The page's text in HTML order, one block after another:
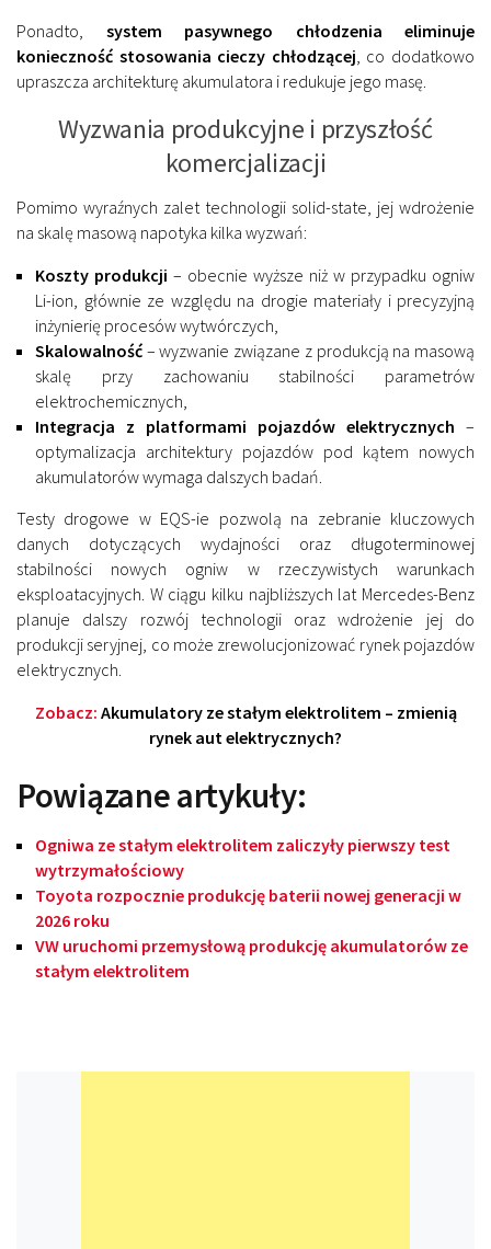
Ponadto, system pasywnego chłodzenia eliminuje
konieczność stosowania cieczy chłodzącej, co dodatkowo
upraszcza architekturę akumulatora i redukuje jego masę.
Wyzwania produkcyjne i przyszłość
komercjalizacji
Pomimo wyraźnych zalet technologii solid-state, jej wdrożenie
na skalę masową napotyka kilka wyzwań:
Koszty produkcji – obecnie wyższe niż w przypadku ogniw
Li-ion, głównie ze względu na drogie materiały i precyzyjną
inżynierię procesów wytwórczych,
Skalowalność – wyzwanie związane z produkcją na masową
skalę przy zachowaniu stabilności parametrów
elektrochemicznych,
Integracja z platformami pojazdów elektrycznych –
optymalizacja architektury pojazdów pod kątem nowych
akumulatorów wymaga dalszych badań.
Testy drogowe w EQS-ie pozwolą na zebranie kluczowych
danych dotyczących wydajności oraz długoterminowej
stabilności nowych ogniw w rzeczywistych warunkach
eksploatacyjnych. W ciągu kilku najbliższych lat Mercedes-Benz
planuje dalszy rozwój technologii oraz wdrożenie jej do
produkcji seryjnej, co może zrewolucjonizować rynek pojazdów
elektrycznych.
Zobacz: Akumulatory ze stałym elektrolitem – zmienią
rynek aut elektrycznych?
Powiązane artykuły:
Ogniwa ze stałym elektrolitem zaliczyły pierwszy test
wytrzymałościowy
Toyota rozpocznie produkcję baterii nowej generacji w
2026 roku
VW uruchomi przemysłową produkcję akumulatorów ze
stałym elektrolitem